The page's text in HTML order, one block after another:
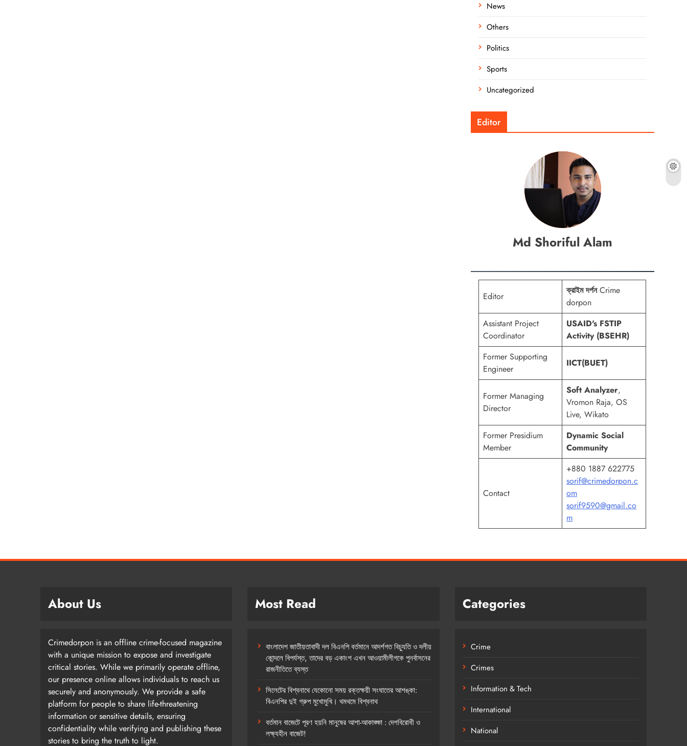
News
Others
Politics
Sports
Uncategorized
Editor
Md Shoriful Alam
Editor
ক্রাইম দর্পনCrime
dorpon
Assistant Project
Coordinator
USAID's FSTIP
Activity (BSEHR)
Former Supporting
Engineer
IICT(BUET)
Former Managing
Director
Soft Analyzer,
Vromon Raja, OS
Live, Wikato
Former Presidium
Member
Dynamic Social
Community
Contact
+880 1887 622775
sorif@crimedorpon.c
om
sorif9590@gmail.co
m
About Us
Crimedorpon is an offline crime-focused magazine
with a unique mission to expose and investigate
critical stories. While we primarily operate offline,
our presence online allows individuals to reach us
securely and anonymously. We provide a safe
platform for people to share life-threatening
information or sensitive details, ensuring
confidentiality while verifying and publishing these
stories to bring the truth to light.
Most Read
বাংলাদেশ জাতীয়তাবাদী দল বিএনপি বর্তমানে আদর্শগত বিচ্যুতি ও দলীয়
কোন্দলে বিপর্যস্ত, তাদের বড় একাংশ এখন আওয়ামীলীগকে পুনর্বাসনের
রাজনীতিতে ব্যস্ত
সিলেটের বিশ্বনাথে যেকোনো সময় রক্তক্ষয়ী সংঘাতের আশঙ্কা:
বিএনপির দুই গ্রুপ মুখোমুখি। থমথমে বিশ্বনাথ
বর্তমান বাজেটে পূরণ হয়নি মানুষের আশা-আকাঙ্ক্ষা : দেশবিরোধী ও
লক্ষ্যহীন বাজেট!
Categories
Crime
Crimes
Information & Tech
International
National